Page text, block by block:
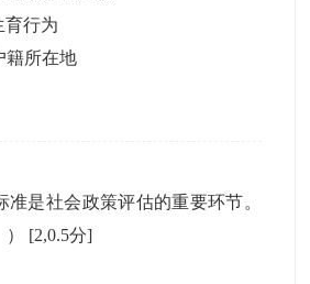
育行为
籍所在地
准是社会政策评估的重要环节。
[2,0.5分]